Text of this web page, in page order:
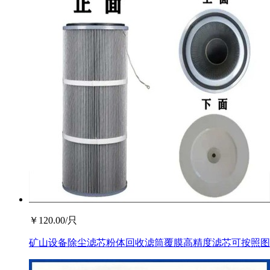
￥ 120.00/只
矿山设备除尘滤芯粉体回收滤筒覆膜高精度滤芯可按照